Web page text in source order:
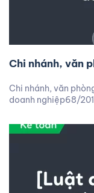
Chi nhánh, văn
Chi nhánh, văn
doanh nghiệp68/